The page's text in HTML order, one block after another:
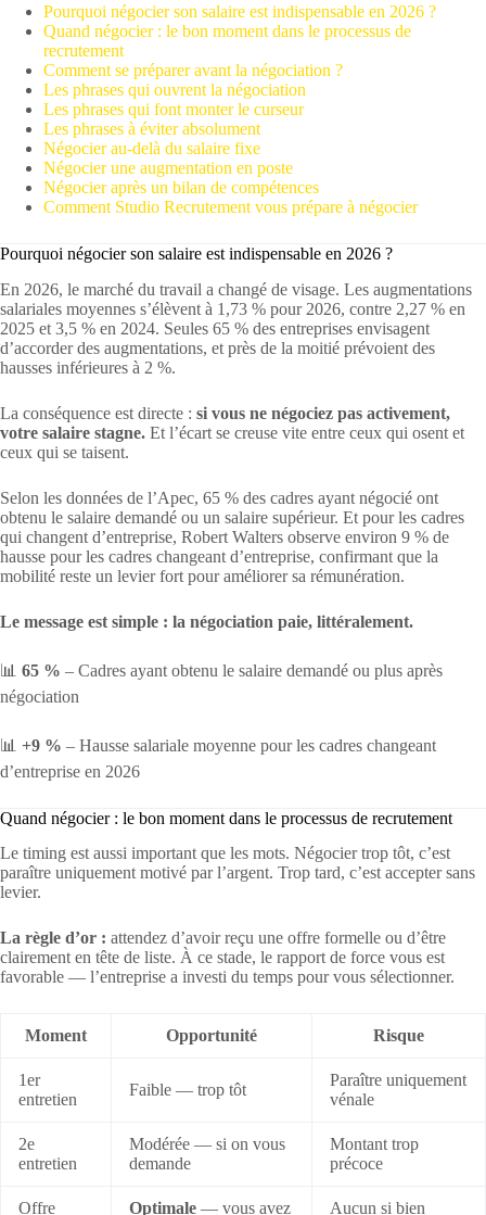
Pourquoi négocier son salaire est indispensable en 2026 ?
Quand négocier : le bon moment dans le processus de
recrutement
Comment se préparer avant la négociation ?
Les phrases qui ouvrent la négociation
Les phrases qui font monter le curseur
Les phrases à éviter absolument
Négocier au-delà du salaire fixe
Négocier une augmentation en poste
Négocier après un bilan de compétences
Comment Studio Recrutement vous prépare à négocier
Pourquoi négocier son salaire est indispensable en 2026 ?
En 2026, le marché du travail a changé de visage. Les augmentations
salariales moyennes s’élèvent à 1,73 % pour 2026, contre 2,27 % en
2025 et 3,5 % en 2024. Seules 65 % des entreprises envisagent
d’accorder des augmentations, et près de la moitié prévoient des
hausses inférieures à 2 %.
La conséquence est directe : si vous ne négociez pas activement,
votre salaire stagne. Et l’écart se creuse vite entre ceux qui osent et
ceux qui se taisent.
Selon les données de l’Apec, 65 % des cadres ayant négocié ont
obtenu le salaire demandé ou un salaire supérieur. Et pour les cadres
qui changent d’entreprise, Robert Walters observe environ 9 % de
hausse pour les cadres changeant d’entreprise, confirmant que la
mobilité reste un levier fort pour améliorer sa rémunération.
Le message est simple : la négociation paie, littéralement.
📊 65 % – Cadres ayant obtenu le salaire demandé ou plus après
négociation
📊 +9 % – Hausse salariale moyenne pour les cadres changeant
d’entreprise en 2026
Quand négocier : le bon moment dans le processus de recrutement
Le timing est aussi important que les mots. Négocier trop tôt, c’est
paraître uniquement motivé par l’argent. Trop tard, c’est accepter sans
levier.
La règle d’or : attendez d’avoir reçu une offre formelle ou d’être
clairement en tête de liste. À ce stade, le rapport de force vous est
favorable — l’entreprise a investi du temps pour vous sélectionner.
Moment Opportunité Risque
1er
entretien
Faible — trop tôt
Paraître uniquement
vénale
2e
entretien
Modérée — si on vous
demande
Montant trop
précoce
Offre
Optimale — vous avez
Aucun si bien